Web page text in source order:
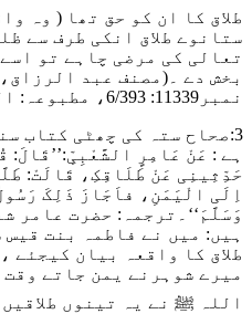
طلاق کا ان کو حق تھا ( وہ
ستانوے طلاق انکی طرف سے
تعالی کی مرضی چاہے تو
بخش دے ۔(مصنف عبد
نمبر11339: 6/393، مطبوعہ: المکتب الاسلامی، بیروت)
3:صحاح ستہ کی چھٹی کتاب
ہے : عَنْ عَامِرٍ الشَّعْبِیِّ:’’قَالَ:
حَدِّثِینِی عَنْ طَلَاقِکِ، قَالَتْ:
اِلَی الْیَمَنِ، فاَجَازَ ذَلِکَ
وَسَلَّمَ ‘‘۔ترجمہ: حضرت عامر
ہیں: میں نے فاطمہ بنت
طلاق کا واقعہ بیان کیجئے
میرے شوہرنے یمن جاتے وقت
اللہ ﷺ نے یہ تینوں